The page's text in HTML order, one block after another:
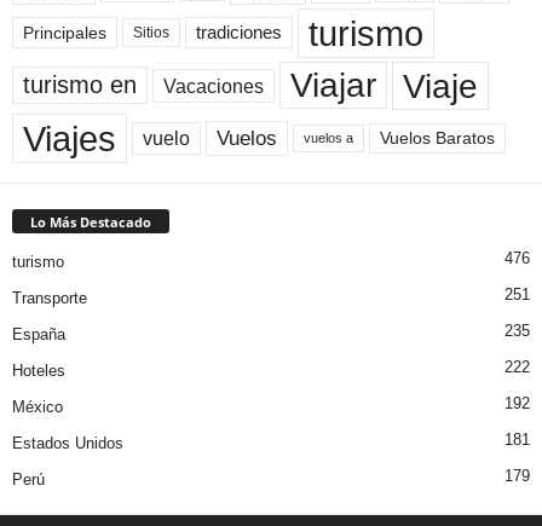
Principales Sitios tradiciones turismo
turismo en Vacaciones Viajar Viaje
Viajes vuelo Vuelos vuelos a Vuelos Baratos
Lo Más Destacado
turismo 476
Transporte 251
España 235
Hoteles 222
México 192
Estados Unidos 181
Perú 179